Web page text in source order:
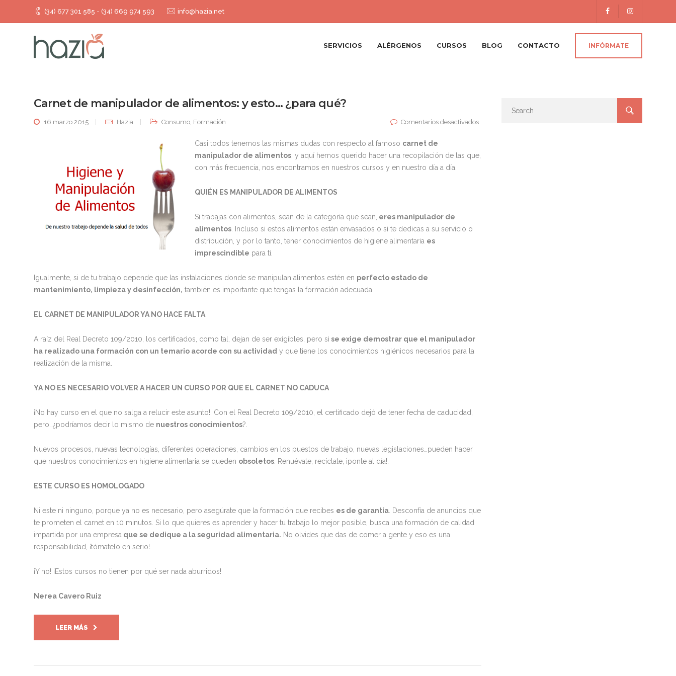
(34) 677 301 585 - (34) 669 974 593 info@hazia.net
SERVICIOS ALÉRGENOS CURSOS BLOG CONTACTO INFÓRMATE
Carnet de manipulador de alimentos: y esto… ¿para qué?
16 marzo 2015 Hazia Consumo, Formación Comentarios desactivadosen
de
Casi todos tenemos las mismas dudas con respecto al famoso carnet de
manipulador de alimentos , y aquí hemos querido hacer una recopilación de las que,
con más frecuencia, nos encontramos en nuestros cursos y en nuestro día a día.
QUIÉN ES MANIPULADOR DE ALIMENTOS
Si trabajas con alimentos, sean de la categoría que sean, eres manipulador de
alimentos . Incluso si estos alimentos están envasados o si te dedicas a su servicio o
distribución, y por lo tanto, tener conocimientos de higiene alimentaria es
imprescindible para ti.
Igualmente, si de tu trabajo depende que las instalaciones donde se manipulan alimentos estén en perfecto estado de
mantenimiento, limpieza y desinfección, también es importante que tengas la formación adecuada.
EL CARNET DE MANIPULADOR YA NO HACE FALTA
A raíz del Real Decreto 109/2010, los certificados, como tal, dejan de ser exigibles, pero si se exige demostrar que el manipulador
ha realizado una formación con un temario acorde con su actividad y que tiene los conocimientos higiénicos necesarios para la
realización de la misma.
YA NO ES NECESARIO VOLVER A HACER UN CURSO POR QUE EL CARNET NO CADUCA
¡No hay curso en el que no salga a relucir este asunto!. Con el Real Decreto 109/2010, el certificado dejó de tener fecha de caducidad,
pero…¿podríamos decir lo mismo de nuestros conocimientos?.
Nuevos procesos, nuevas tecnologías, diferentes operaciones, cambios en los puestos de trabajo, nuevas legislaciones…pueden hacer
que nuestros conocimientos en higiene alimentaria se queden obsoletos . Renuévate, recíclate, ¡ponte al día!.
ESTE CURSO ES HOMOLOGADO
Ni este ni ninguno, porque ya no es necesario, pero asegúrate que la formación que recibes es de garantía . Desconfía de anuncios que
te prometen el carnet en 10 minutos. Si lo que quieres es aprender y hacer tu trabajo lo mejor posible, busca una formación de calidad
impartida por una empresa que se dedique a la seguridad alimentaria. No olvides que das de comer a gente y eso es una
responsabilidad, ¡tómatelo en serio!.
¡Y no! ¡Estos cursos no tienen por qué ser nada aburridos!
Nerea Cavero Ruiz
LEER MÁS